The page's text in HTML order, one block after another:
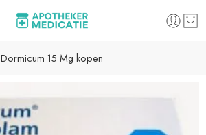
Dormicum 15 Mg kopen